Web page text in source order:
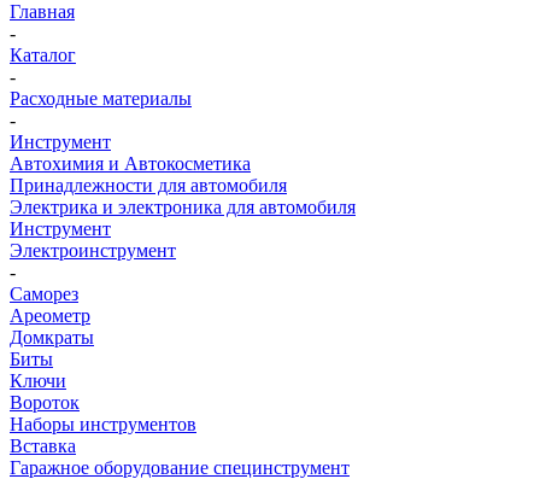
Главная
-
Каталог
-
Расходные материалы
-
Инструмент
Автохимия и Автокосметика
Принадлежности для автомобиля
Электрика и электроника для автомобиля
Инструмент
Электроинструмент
-
Саморез
Ареометр
Домкраты
Биты
Ключи
Вороток
Наборы инструментов
Вставка
Гаражное оборудование специнструмент